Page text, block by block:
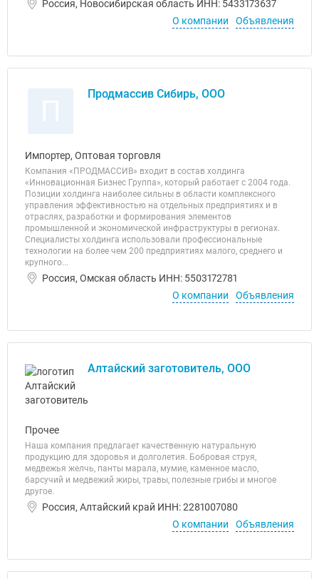
Россия, Новосибирская область ИНН: 5433173637
О компании
Объявления
Продмассив Сибирь, ООО
Импортер, Оптовая торговля
Компания «ПРОДМАССИВ» входит в состав холдинга
«Инновационная Бизнес Группа», который работает с 2004 года.
Позиции холдинга наиболее сильны в области комплексного
управления эффективностью на отдельных предприятиях и в
отраслях, разработки и формирования элементов
промышленной и экономической инфраструктуры в регионах.
Специалисты холдинга использовали профессиональные
технологии на более чем 200 предприятиях малого, среднего и
крупного...
Россия, Омская область ИНН: 5503172781
О компании
Объявления
Алтайский заготовитель, ООО
Прочее
Наша компания предлагает качественную натуральную
продукцию для здоровья и долголетия. Бобровая струя,
медвежья желчь, панты марала, мумие, каменное масло,
барсучий и медвежий жиры, травы, полезные грибы и многое
другое.
Россия, Алтайский край ИНН: 2281007080
О компании
Объявления